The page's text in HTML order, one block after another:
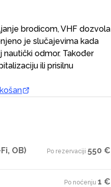
brodicom, VHF dozvola
je slučajevima kada
odmor. Također
ili prisilnu
OB) Po rezervaciji·550 €
Po noćenju·1 €